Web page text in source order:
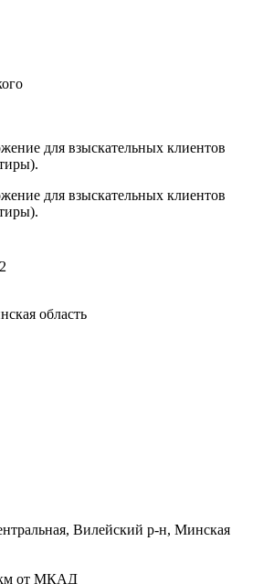
для взыскательных клиентов
для взыскательных клиентов
область
Вилейский р-н, Минская
от МКАД